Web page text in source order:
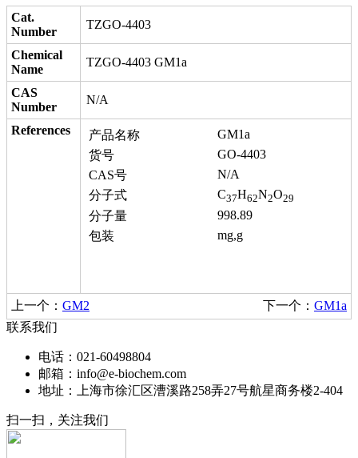
Cat.
Number
TZGO-4403
Chemical
Name
TZGO-4403 GM1a
CAS
Number
N/A
References 产品名称
GM1a
货号
GO-4403
CAS号
N/A
分子式
C37H62N2O29
分子量
998.89
包装
mg,g
下一个： GM1a
上一个： GM2
联系我们
电话：021-60498804
邮箱：info@e-biochem.com
地址：上海市徐汇区漕溪路258弄27号航星商务楼2-404
扫一扫，关注我们